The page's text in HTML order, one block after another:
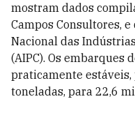
mostram dados
Campos Consultores,
Nacional das
(AIPC). Os embarques
praticamente
toneladas, para 22,6